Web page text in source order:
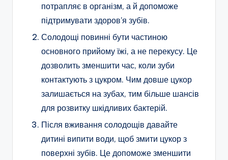
потрапляє в організм, а й допоможе
підтримувати здоров’я зубів.
Солодощі повинні бути частиною
основного прийому їжі, а не перекусу. Це
дозволить зменшити час, коли зуби
контактують з цукром. Чим довше цукор
залишається на зубах, тим більше шансів
для розвитку шкідливих бактерій.
Після вживання солодощів давайте
дитині випити води, щоб змити цукор з
поверхні зубів. Це допоможе зменшити